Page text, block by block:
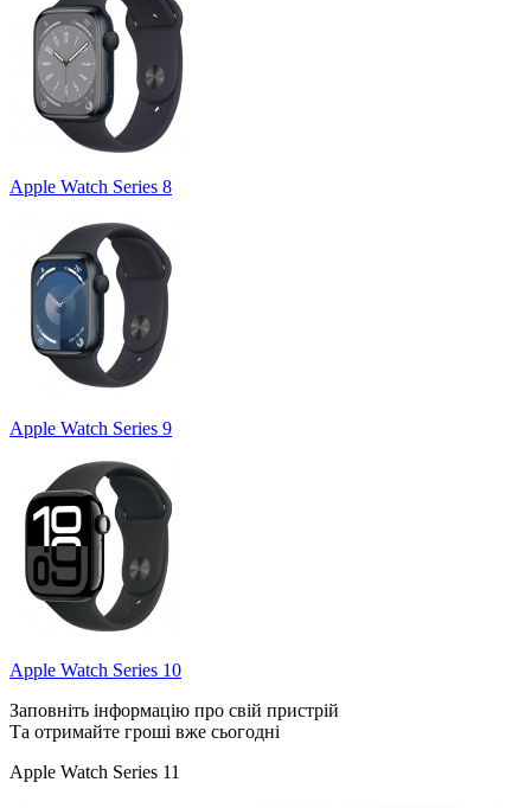
Apple Watch Series 8
Apple Watch Series 9
Apple Watch Series 10
Заповніть інформацію про свій пристрій
Та отримайте гроші вже сьогодні
Apple Watch Series 11